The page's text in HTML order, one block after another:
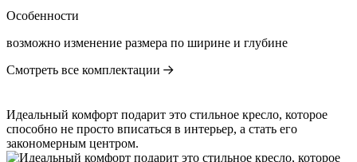
Особенности
возможно изменение размера по ширине и глубине
Смотреть все комплектации
Идеальный комфорт подарит это стильное кресло, которое
способно не просто вписаться в интерьер, а стать его
закономерным центром.